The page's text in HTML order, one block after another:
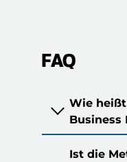
FAQ
Wie
Business
Ist die